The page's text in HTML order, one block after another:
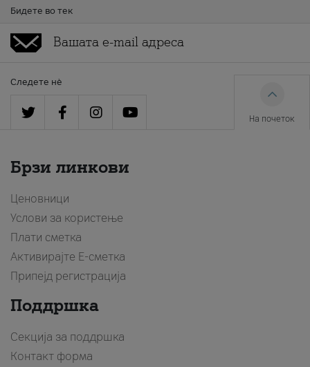
Бидете во тек
Следете нè
На почеток
Брзи линкови
Ценовници
Услови за користење
Плати сметка
Активирајте Е-сметка
Припејд регистрација
Поддршка
Секција за поддршка
Контакт форма